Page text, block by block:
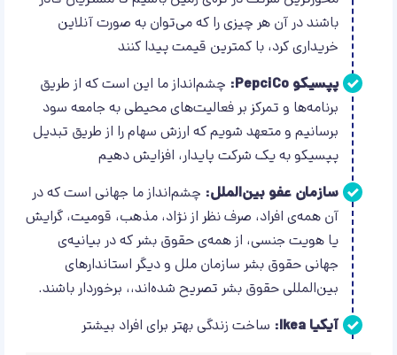
باشند در آن هر چیزی را که می‌توان به صورت آنلاین
خریداری کرد، با کمترین قیمت پیدا کنند
پپسیکو PepciCo:
چشم‌انداز ما این است که از طریق
برنامه‌ها و تمرکز بر فعالیت‌های محیطی به جامعه سود
برسانیم و متعهد شویم که ارزش سهام را از طریق تبدیل
پپسیکو به یک شرکت پایدار، افزایش دهیم
سازمان عفو بین‌الملل: چشم‌انداز ما جهانی است که در
آن همه‌ی افراد، صرف نظر از نژاد، مذهب، قومیت، گرایش
یا هویت جنسی، از همه‌ی حقوق بشر که در بیانیه‌ی
جهانی حقوق بشر سازمان ملل و دیگر استاندارهای
بین‌المللی حقوق بشر تصریح شده‌اند،، برخوردار باشند.
آیکیا Ikea:
ساخت زندگی بهتر برای افراد بیشتر